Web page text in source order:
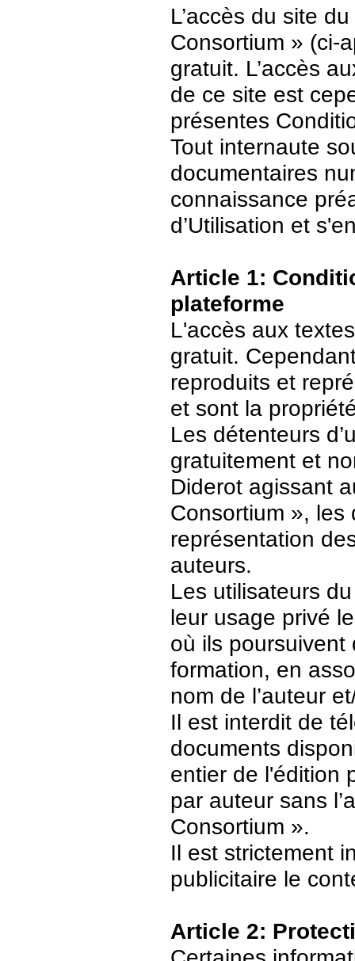
L’accès du site
Consortium » (ci-
gratuit. L’accès
de ce site est
présentes
Tout internaute
documentaires
connaissance
d’Utilisation et
Article 1:
plateforme
L'accès aux
gratuit.
reproduits et
et sont la
Les détenteurs
gratuitement et
Diderot agissant
Consortium », les
représentation
auteurs.
Les utilisateurs
leur usage privé
où ils
formation, en
nom de l’auteur
Il est interdit de
documents
entier de l'édition
par auteur sans
Consortium ».
Il est strictement
publicitaire le
Article 2: